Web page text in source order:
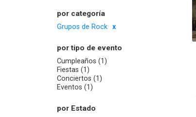
por categoría
Grupos de Rock
por tipo de evento
Cumpleaños (1)
Fiestas (1)
Conciertos (1)
Eventos (1)
por Estado